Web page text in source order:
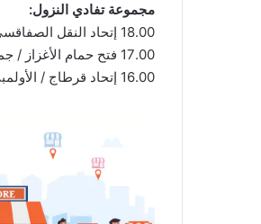
مجموعة تفادي النزول:
18.00 إتحاد النقل الصفاقسي / نادي حمام الأنف
17.00 فتح حمام الأغزاز / جمعية بريد صفاقس
16.00 إتحاد قرطاج / الأولمبي القليبي